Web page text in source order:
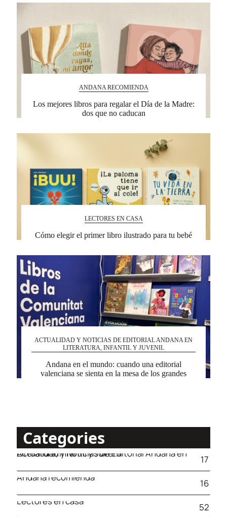
ANDANA RECOMIENDA
Los mejores libros para regalar el Día de la Madre:
dos que no caducan
LECTORES EN CASA
Cómo elegir el primer libro ilustrado para tu bebé
ACTUALIDAD Y NOTICIAS DE EDITORIAL ANDANA EN
LITERATURA, INFANTIL Y JUVENIL
Andana en el mundo: cuando una editorial
valenciana se sienta en la mesa de los grandes
Categories
Actualidad y Noticias de Editorial Andana en Literatura, Infantil y Juvenil
17
Andana recomienda
16
Lectores en casa
52